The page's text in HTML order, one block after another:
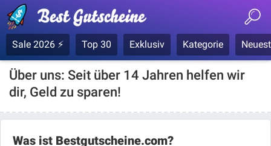
Sale 2026 ⚡ Top 30 Exklusiv Kategorie
Über uns: Seit über 14 Jahren helfen wir
dir, Geld zu sparen!
Was ist Bestgutscheine.com?